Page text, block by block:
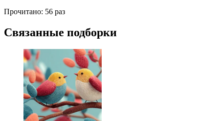
Прочитано: 56 раз
Связанные подборки